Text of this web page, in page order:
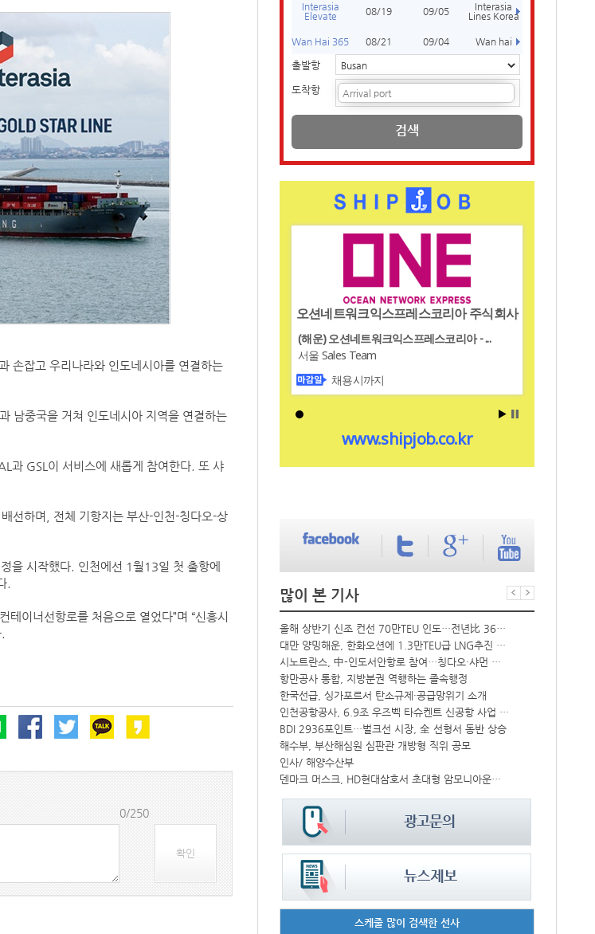
손잡고 우리나라와 인도네시아를 연결하는
남중국을 거쳐 인도네시아 지역을 연결하는
과 GSL이 서비스에 새롭게 참여한다. 또 샤
선하며, 전체 기항지는 부산-인천-칭다오-상
을 시작했다. 인천에선 1월13일 첫 출항에
.
이너선항로를 처음으로 열었다”며 “신흥시
0/250
확인
Interasia
Elevate
08/19 09/05
Interasia
Lines Korea
Wan Hai 365 08/21 09/04 Wan hai
출발항
도착항
검색
많이 본 기사
프랑스 CMA CGM, 2분기 순이익 1.1조…48%↑
올해 상반기 신조 컨선 70만TEU 인도…전년比 36% 감소
대만 양밍해운, 한화오션에 1.3만TEU급 LNG추진 컨선 6척 발주
시노트란스, 中-인도서안항로 참여…칭다오·샤먼 직항
항만공사 통합, 지방분권 역행하는 졸속행정
한국선급, 싱가포르서 탄소규제·공급망위기 소개
인천공항공사, 6.9조 우즈벡 타슈켄트 신공항 사업 참여
BDI 2936포인트…벌크선 시장, 全 선형서 동반 상승
해수부, 부산해심원 심판관 개방형 직위 공모
인사/ 해양수산부
덴마크 머스크, HD현대삼호서 초대형 암모니아운반선 인도받아
스케줄 많이 검색한 선사